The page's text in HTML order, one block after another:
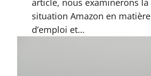
situation Amazon en matière
d’emploi et…